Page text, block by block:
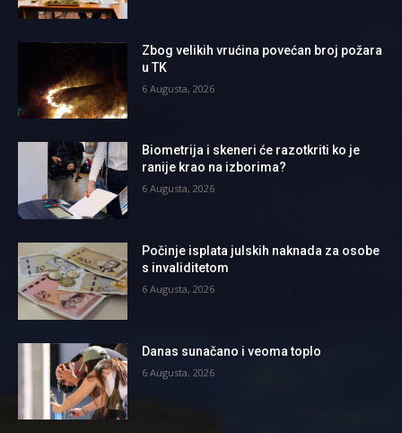
Zbog velikih vrućina povećan broj požara
u TK
6 Augusta, 2026
Biometrija i skeneri će razotkriti ko je
ranije krao na izborima?
6 Augusta, 2026
Počinje isplata julskih naknada za osobe
s invaliditetom
6 Augusta, 2026
Danas sunačano i veoma toplo
6 Augusta, 2026